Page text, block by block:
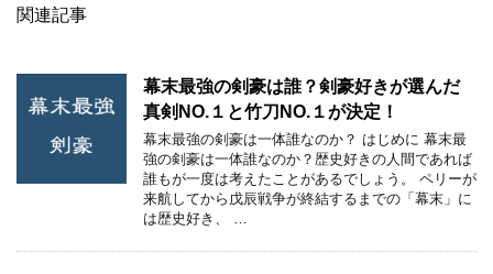
関連記事
幕末最強の剣豪は誰？剣豪好きが選んだ
真剣NO.１と竹刀NO.１が決定！
幕末最強の剣豪は一体誰なのか？ はじめに 幕末最
強の剣豪は一体誰なのか？歴史好きの人間であれば
誰もが一度は考えたことがあるでしょう。 ペリーが
来航してから戊辰戦争が終結するまでの「幕末」に
は歴史好き、 …